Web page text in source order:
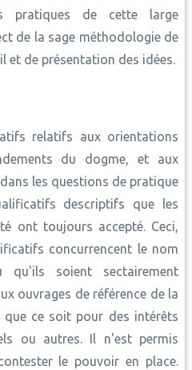
pratiques de cette large
de la sage méthodologie de
et de présentation des idées.
relatifs aux orientations
du dogme, et aux
les questions de pratique
descriptifs que les
ont toujours accepté. Ceci,
concurrencent le nom
soient sectairement
ouvrages de référence de la
que ce soit pour des intérêts
ou autres. Il n'est permis
le pouvoir en place.